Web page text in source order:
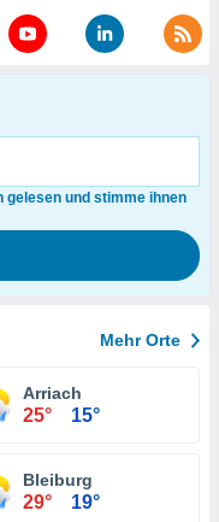
gelesen und stimme ihnen
Mehr Orte
Arriach
25° 15°
Bleiburg
29° 19°